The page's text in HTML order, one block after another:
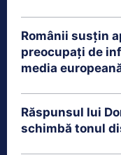
Românii susțin
preocupați de
media
Răspunsul lui
schimbă tonul